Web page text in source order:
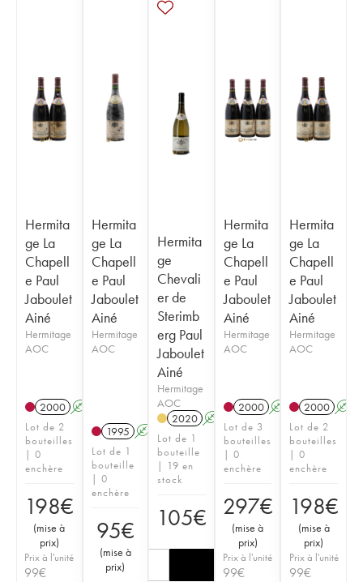
Hermita
ge La
Chapell
e Paul
Jaboulet
Ainé
Hermitage
AOC
2000 A
Lot de 2
bouteilles
| 0
enchère
198€
(mise à
prix)
Prix à l'unité
99€
Hermita
ge La
Chapell
e Paul
Jaboulet
Ainé
Hermitage
AOC
1995 A
Lot de 1
bouteille
| 0
enchère
95€
(mise à
prix)
Hermita
ge
Chevali
er de
Sterimb
erg Paul
Jaboulet
Ainé
Hermitage
AOC
2020 A
Lot de 1
bouteille
| 19 en
stock
105€
Hermita
ge La
Chapell
e Paul
Jaboulet
Ainé
Hermitage
AOC
2000 A
Lot de 3
bouteilles
| 0
enchère
297€
(mise à
prix)
Prix à l'unité
99€
Hermita
ge La
Chapell
e Paul
Jaboulet
Ainé
Hermitage
AOC
2000 A
Lot de 2
bouteilles
| 0
enchère
198€
(mise à
prix)
Prix à l'unité
99€